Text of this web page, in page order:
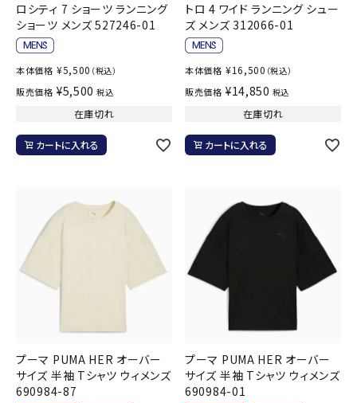
ロシティ 7 ショーツ ランニング
ショーツ メンズ 527246-01
本体価格 ¥5,500 （税込）
販売価格 ¥5,500 税込
在庫切れ
カートに入れる
トロ 4 ワイド ランニング シュー
ズ メンズ 312066-01
本体価格 ¥16,500 （税込）
販売価格 ¥14,850 税込
在庫切れ
カートに入れる
プーマ PUMA HER オーバー
サイズ 半袖 Tシャツ ウィメンズ
690984-87
プーマ PUMA HER オーバー
サイズ 半袖 Tシャツ ウィメンズ
690984-01